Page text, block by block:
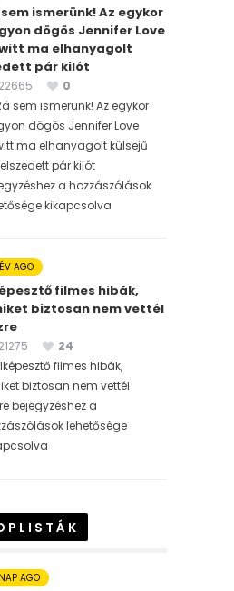
sem ismerünk! Az egykor
dögös Jennifer Love
ma elhanyagolt
pár kilót
0
sem ismerünk! Az egykor
dögös Jennifer Love
ma elhanyagolt külsejű
pár kilót
a hozzászólások
kikapcsolva
AGO
filmes hibák,
biztosan nem vettél
24
filmes hibák,
biztosan nem vettél
bejegyzéshez a
lehetősége
AGO